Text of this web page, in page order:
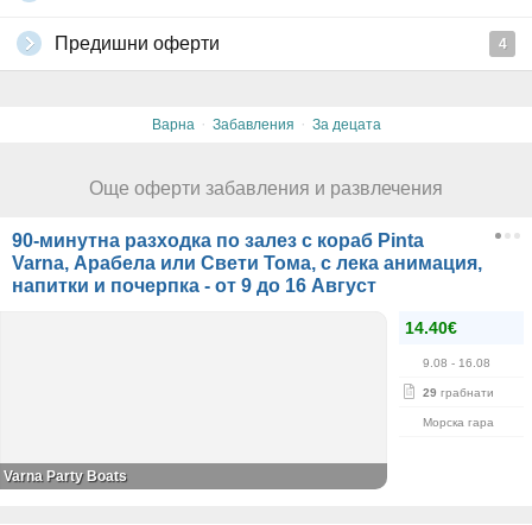
Предишни оферти 4
Варна · Забавления · За децата
Още оферти забавления и развлечения
90-минутна разходка по залез с кораб Pinta
Varna, Арабела или Свети Тома, с лека анимация,
напитки и почерпка - от 9 до 16 Август
14.40€
9.08 - 16.08
29 грабнати
Морска гара
Varna Party Boats